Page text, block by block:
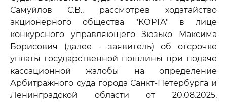
Самуйлов С.В., рассмотрев ходатайство
акционерного общества "КОРТА" в лице
конкурсного управляющего Зюзько Максима
Борисович (далее - заявитель) об отсрочке
уплаты государственной пошлины при подаче
кассационной жалобы на определение
Арбитражного суда города Санкт-Петербурга и
Ленинградской области от 20.08.2025,